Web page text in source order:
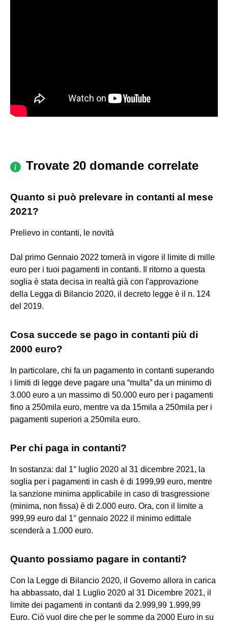
Trovate 20 domande correlate
Quanto si può prelevare in contanti al mese
2021?
Prelievo in contanti, le novità
Dal primo Gennaio 2022 tornerà in vigore il limite di mille
euro per i tuoi pagamenti in contanti. Il ritorno a questa
soglia è stata decisa in realtà già con l'approvazione
della Legga di Bilancio 2020, il decreto legge è il n. 124
del 2019.
Cosa succede se pago in contanti più di
2000 euro?
In particolare, chi fa un pagamento in contanti superando
i limiti di legge deve pagare una “multa” da un minimo di
3.000 euro a un massimo di 50.000 euro per i pagamenti
fino a 250mila euro, mentre va da 15mila a 250mila per i
pagamenti superiori a 250mila euro.
Per chi paga in contanti?
In sostanza: dal 1° luglio 2020 al 31 dicembre 2021, la
soglia per i pagamenti in cash è di 1999,99 euro, mentre
la sanzione minima applicabile in caso di trasgressione
(minima, non fissa) è di 2.000 euro. Ora, con il limite a
999,99 euro dal 1° gennaio 2022 il minimo edittale
scenderà a 1.000 euro.
Quanto possiamo pagare in contanti?
Con la Legge di Bilancio 2020, il Governo allora in carica
ha abbassato, dal 1 Luglio 2020 al 31 Dicembre 2021, il
limite dei pagamenti in contanti da 2.999,99 1.999,99
Euro. Ciò vuol dire che per le somme da 2000 Euro in su